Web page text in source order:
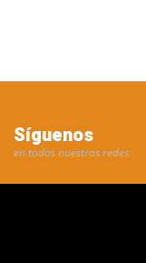
Síguenos
en todas nuestras redes